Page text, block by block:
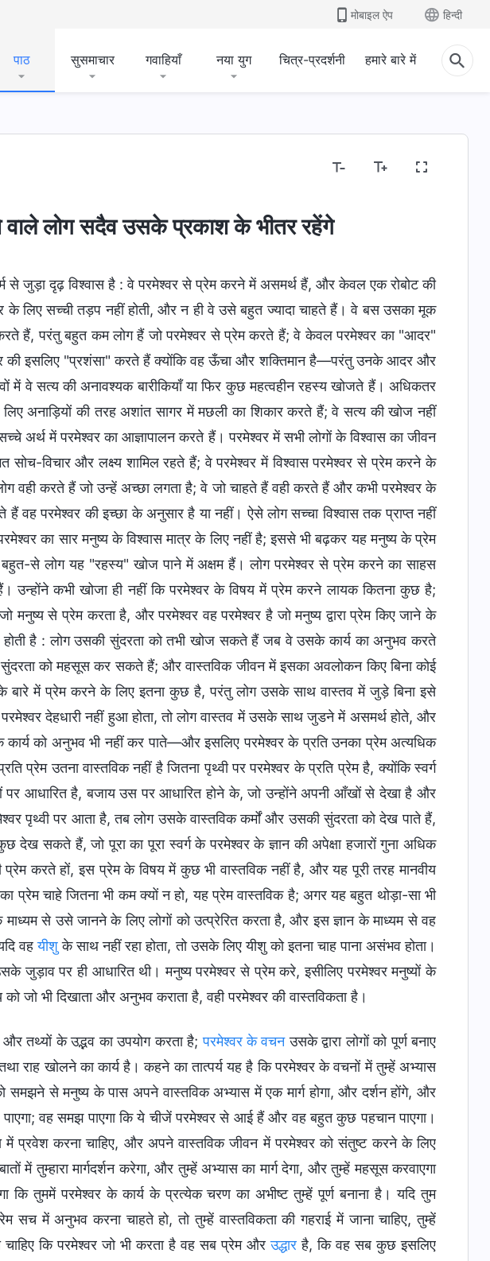
मोबाइल ऐप हिन्दी
पाठ सुसमाचार गवाहियाँ नया युग चित्र-प्रदर्शनी हमारे बारे में
लोग सदैव उसके प्रकाश के भीतर रहेंगे
से जुड़ा दृढ़ विश्वास है : वे परमेश्वर से प्रेम करने में असमर्थ हैं, और केवल एक रोबोट की
लिए सच्ची तड़प नहीं होती, और न ही वे उसे बहुत ज्यादा चाहते हैं। वे बस उसका मूक
हैं, परंतु बहुत कम लोग हैं जो परमेश्वर से प्रेम करते हैं; वे केवल परमेश्वर का "आदर"
की इसलिए "प्रशंसा" करते हैं क्योंकि वह ऊँचा और शक्तिमान है—परंतु उनके आदर और
में वे सत्य की अनावश्यक बारीकियाँ या फिर कुछ महत्वहीन रहस्य खोजते हैं। अधिकतर
अनाड़ियों की तरह अशांत सागर में मछली का शिकार करते हैं; वे सत्य की खोज नहीं
अर्थ में परमेश्वर का आज्ञापालन करते हैं। परमेश्वर में सभी लोगों के विश्वास का जीवन
सोच-विचार और लक्ष्य शामिल रहते हैं; वे परमेश्वर में विश्वास परमेश्वर से प्रेम करने के
वही करते हैं जो उन्हें अच्छा लगता है; वे जो चाहते हैं वही करते हैं और कभी परमेश्वर के
हैं वह परमेश्वर की इच्छा के अनुसार है या नहीं। ऐसे लोग सच्चा विश्वास तक प्राप्त नहीं
का सार मनुष्य के विश्वास मात्र के लिए नहीं है; इससे भी बढ़कर यह मनुष्य के प्रेम
से लोग यह "रहस्य" खोज पाने में अक्षम हैं। लोग परमेश्वर से प्रेम करने का साहस
कभी खोजा ही नहीं कि परमेश्वर के विषय में प्रेम करने लायक कितना कुछ है;
मनुष्य से प्रेम करता है, और परमेश्वर वह परमेश्वर है जो मनुष्य द्वारा प्रेम किए जाने के
होती है : लोग उसकी सुंदरता को तभी खोज सकते हैं जब वे उसके कार्य का अनुभव करते
को महसूस कर सकते हैं; और वास्तविक जीवन में इसका अवलोकन किए बिना कोई
बारे में प्रेम करने के लिए इतना कुछ है, परंतु लोग उसके साथ वास्तव में जुड़े बिना इसे
देहधारी नहीं हुआ होता, तो लोग वास्तव में उसके साथ जुडने में असमर्थ होते, और
को अनुभव भी नहीं कर पाते—और इसलिए परमेश्वर के प्रति उनका प्रेम अत्यधिक
प्रेम उतना वास्तविक नहीं है जितना पृथ्वी पर परमेश्वर के प्रति प्रेम है, क्योंकि स्वर्ग
पर आधारित है, बजाय उस पर आधारित होने के, जो उन्होंने अपनी आँखों से देखा है और
पृथ्वी पर आता है, तब लोग उसके वास्तविक कर्मों और उसकी सुंदरता को देख पाते हैं,
सकते हैं, जो पूरा का पूरा स्वर्ग के परमेश्वर के ज्ञान की अपेक्षा हजारों गुना अधिक
प्रेम करते हों, इस प्रेम के विषय में कुछ भी वास्तविक नहीं है, और यह पूरी तरह मानवीय
प्रेम चाहे जितना भी कम क्यों न हो, यह प्रेम वास्तविक है; अगर यह बहुत थोड़ा-सा भी
माध्यम से उसे जानने के लिए लोगों को उत्प्रेरित करता है, और इस ज्ञान के माध्यम से वह
वहयीशुके साथ नहीं रहा होता, तो उसके लिए यीशु को इतना चाह पाना असंभव होता।
जुड़ाव पर ही आधारित थी। मनुष्य परमेश्वर से प्रेम करे, इसीलिए परमेश्वर मनुष्यों के
जो भी दिखाता और अनुभव कराता है, वही परमेश्वर की वास्तविकता है।
और तथ्यों के उद्भव का उपयोग करता है;परमेश्वर के वचनउसके द्वारा लोगों को पूर्ण बनाए
राह खोलने का कार्य है। कहने का तात्पर्य यह है कि परमेश्वर के वचनों में तुम्हें अभ्यास
को समझने से मनुष्य के पास अपने वास्तविक अभ्यास में एक मार्ग होगा, और दर्शन होंगे, और
पाएगा; वह समझ पाएगा कि ये चीजें परमेश्वर से आई हैं और वह बहुत कुछ पहचान पाएगा।
प्रवेश करना चाहिए, और अपने वास्तविक जीवन में परमेश्वर को संतुष्ट करने के लिए
में तुम्हारा मार्गदर्शन करेगा, और तुम्हें अभ्यास का मार्ग देगा, और तुम्हें महसूस करवाएगा
तुममें परमेश्वर के कार्य के प्रत्येक चरण का अभीष्ट तुम्हें पूर्ण बनाना है। यदि तुम
सच में अनुभव करना चाहते हो, तो तुम्हें वास्तविकता की गहराई में जाना चाहिए, तुम्हें
चाहिए कि परमेश्वर जो भी करता है वह सब प्रेम औरउद्धारहै, कि वह सब कुछ इसलिए